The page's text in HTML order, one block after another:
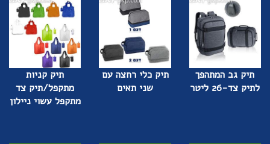
תיק גב המתהפך
לתיק צד-26 ליטר
תיק כלי רחצה עם
שני תאים
תיק קניות
מתקפל/תיק צד
מתקפל עשוי ניילון